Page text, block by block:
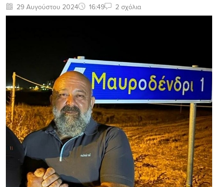
29 Αυγούστου 2024 16:49 2 σχόλια